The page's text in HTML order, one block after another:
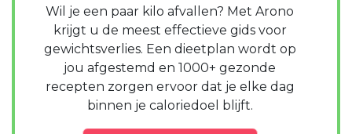
Wil je een paar kilo afvallen? Met Arono
krijgt u de meest effectieve gids voor
gewichtsverlies. Een dieetplan wordt op
jou afgestemd en 1000+ gezonde
recepten zorgen ervoor dat je elke dag
binnen je caloriedoel blijft.